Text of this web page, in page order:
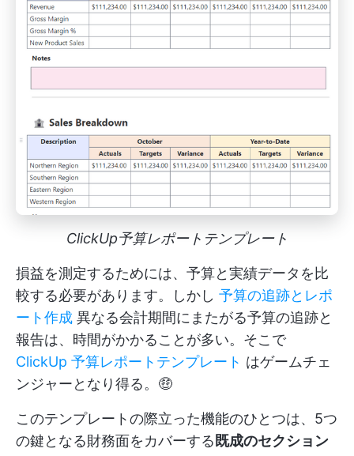
ClickUp予算レポートテンプレート
損益を測定するためには、予算と実績データを比
較する必要があります。しかし 予算の追跡とレポ
ート作成 異なる会計期間にまたがる予算の追跡と
報告は、時間がかかることが多い。そこで
ClickUp 予算レポートテンプレート はゲームチェ
ンジャーとなり得る。🤑
このテンプレートの際立った機能のひとつは、5つ
の鍵となる財務面をカバーする既成のセクション